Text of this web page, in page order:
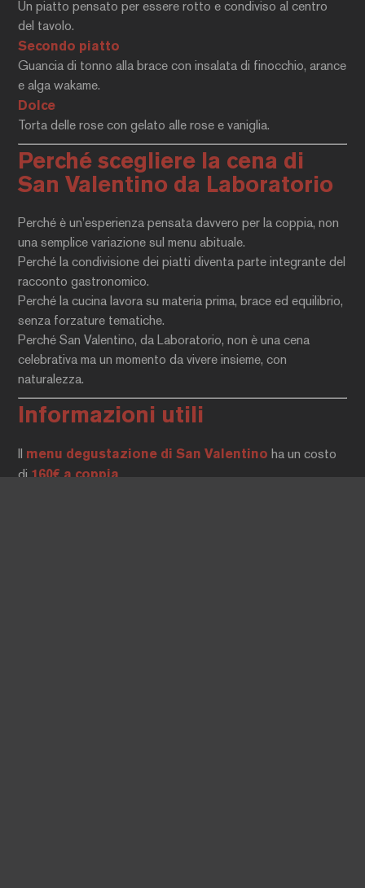
Un piatto pensato per essere rotto e condiviso al centro
del tavolo.
Secondo piatto
Guancia di tonno alla brace con insalata di finocchio, arance
e alga wakame.
Dolce
Torta delle rose con gelato alle rose e vaniglia.
Perché scegliere la cena di
San Valentino da Laboratorio
Perché è un’esperienza pensata davvero per la coppia, non
una semplice variazione sul menu abituale.
Perché la condivisione dei piatti diventa parte integrante del
racconto gastronomico.
Perché la cucina lavora su materia prima, brace ed equilibrio,
senza forzature tematiche.
Perché San Valentino, da Laboratorio, non è una cena
celebrativa ma un momento da vivere insieme, con
naturalezza.
Informazioni utili
menu degustazione di San Valentino ha un costo
di 160€ a coppia